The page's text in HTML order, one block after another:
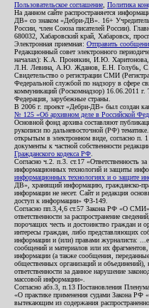
Пользовательское соглашение Политика
На данном сайте распространяется
ДВ» со знаком «Дебри-ДВ». 16+
России, член Союза писателей России).
680032, Хабаровский край, Хабаровск,
Электронная приемная: Отправить
Редакционный совет электронного
началах): К.А. Пронякин, И.Ю.
Л.Н. Левина, А.Ю. Жданов, Е.Н. Голубь,
Свидетельство о регистрации СМИ
Федеральной службой по надзору в сфере
коммуникаций (Роскомнадзор) 16.06.2011 г.
Федерация, зарубежные страны.
В 2006 г. проект «Дебри-ДВ» был создан
№ 125 «Об архивном деле в Российской
Основной фонд архива составляют
рукописи по дальневосточной (РФ)
открытым в электронном виде, согласно п.
документы к частной собственности
Гражданского кодекса РФ
Согласно ч.2. п.3. ст.17 «Ответственность
информационных технологий и защиты
информационных технологиях и о защите
ДВ», хранящий информацию, гражданско-
информации не несет. Сайт и редакция
доступ к информации» ФЗ-149.
Согласно пп.3,4,6 ст.57 Закона РФ «О
ответственности за распространение
порочащих честь и достоинство граждан и
интересы граждан, либо представляющих
информации и (или) правами журналиста:
сообщений и материалов или их
информации (а также сообщения,
общественных организаций и
ответственности за данное нарушение
массовой информации».
Согласно абз.3, п.13 Постановления
«О практике применения судами Закона РФ
вытекающим из содержания